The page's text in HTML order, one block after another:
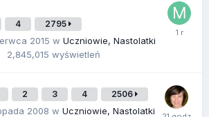
4 2795
2015 w Uczniowie, Nastolatki
2,845,015 wyświetleń
2 3 4 2506
2008 w Uczniowie, Nastolatki